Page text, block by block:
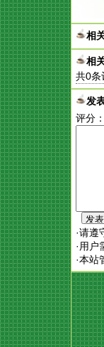
相
相
共0条
发
评分：
·请遵
·用户
·本站